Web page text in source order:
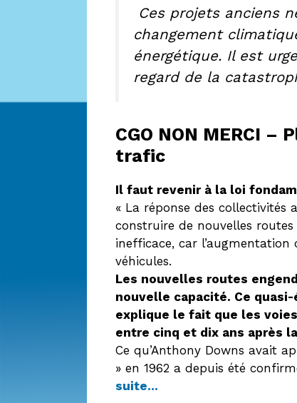
Ces projets anciens
changement
énergétique. Il est
regard de la
CGO NON MERCI
trafic
Il faut revenir à la loi
« La réponse des collectivités
construire de nouvelles routes
inefficace, car
véhicules.
Les nouvelles routes
nouvelle capacité. Ce
explique le fait que les
entre cinq et dix ans après
Ce qu’Anthony Downs avait
» en 1962 a depuis été
suite…